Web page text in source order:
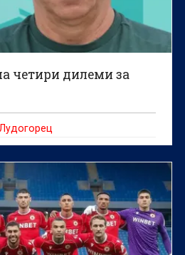
четири дилеми за